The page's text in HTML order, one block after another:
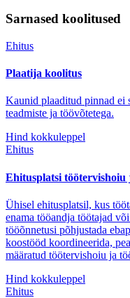
Sarnased koolitused
Ehitus
Plaatija koolitus
Kaunid plaaditud pinnad ei
teadmiste ja töövõtetega.
Hind kokkuleppel
Ehitus
Ehitusplatsi
Ühisel ehitusplatsil, kus
enama tööandja töötajad
tööõnnetusi põhjustada
koostööd koordineerida,
määratud töötervishoiu ja
Hind kokkuleppel
Ehitus